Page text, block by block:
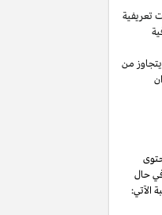
تعريفية
من
حال
الآتي: